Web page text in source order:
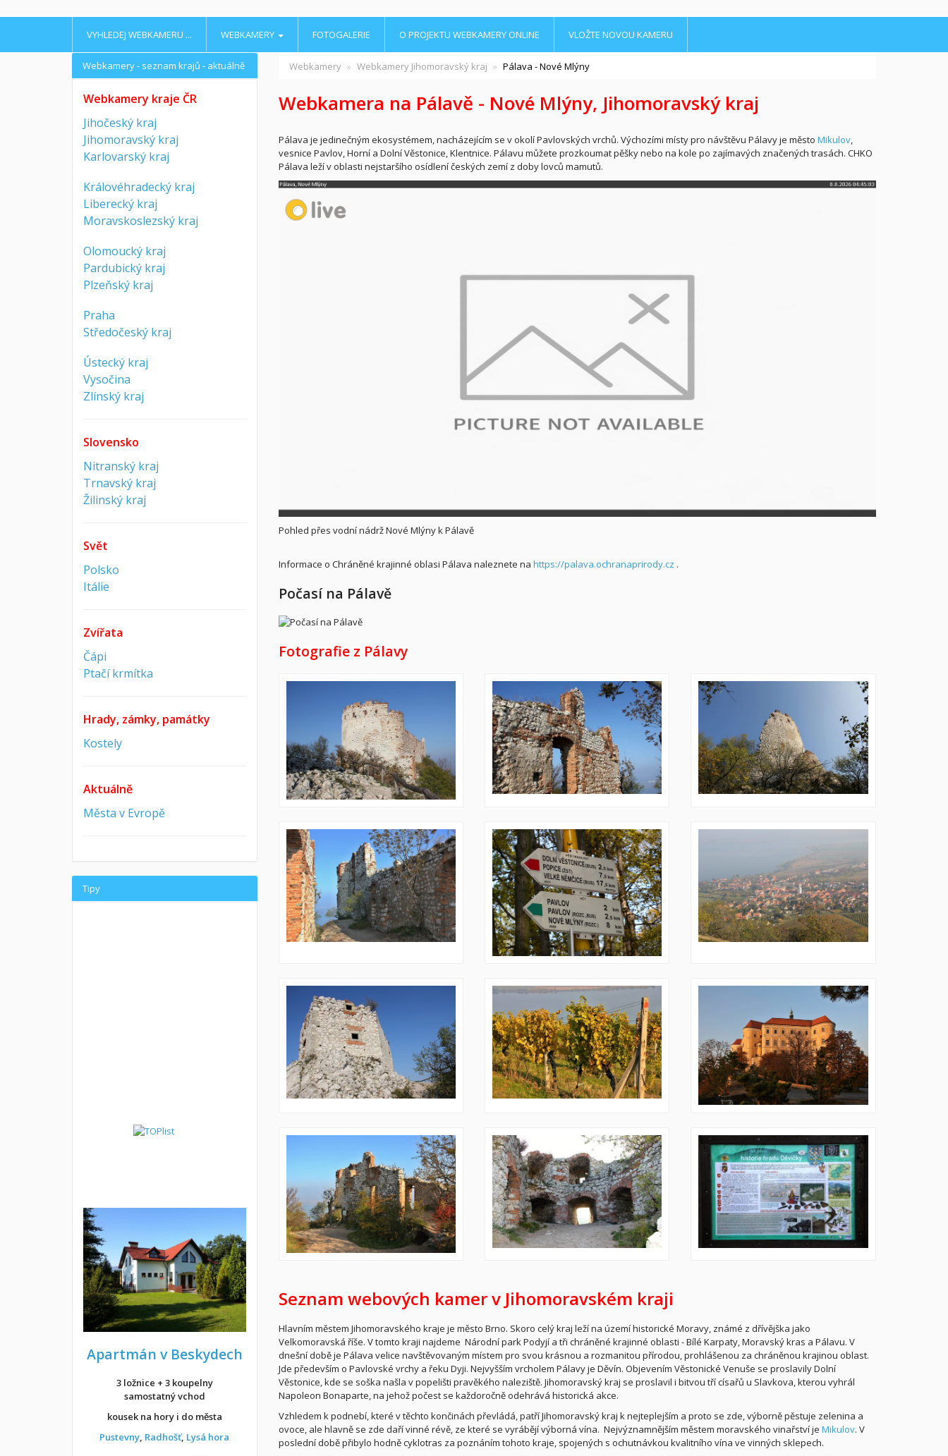
VYHLEDEJ WEBKAMERU ... WEBKAMERY FOTOGALERIE O PROJEKTU WEBKAMERY ONLINE VLOŽTE NOVOU KAMERU
Webkamery Webkamery Jihomoravský kraj Pálava - Nové Mlýny
Webkamera na Pálavě - Nové Mlýny, Jihomoravský kraj
Pálava je jedinečným ekosystémem, nacházejícím se v okolí Pavlovských vrchů. Výchozími místy pro návštěvu Pálavy je město Mikulov,
vesnice Pavlov, Horní a Dolní Věstonice, Klentnice. Pálavu můžete prozkoumat pěšky nebo na kole po zajímavých značených trasách. CHKO
Pálava leží v oblasti nejstaršího osídlení českých zemí z doby lovců mamutů.
Pohled přes vodní nádrž Nové Mlýny k Pálavě
Informace o Chráněné krajinné oblasi Pálava naleznete na https://palava.ochranaprirody.cz .
Počasí na Pálavě
Fotografie z Pálavy
Seznam webových kamer v Jihomoravském kraji
Hlavním městem Jihomoravského kraje je město Brno. Skoro celý kraj leží na území historické Moravy, známé z dřívějška jako
Velkomoravská říše. V tomto kraji najdeme Národní park Podyjí a tři chráněné krajinné oblasti - Bílé Karpaty, Moravský kras a Pálavu. V
dnešní době je Pálava velice navštěvovaným místem pro svou krásnou a rozmanitou přírodou, prohlášenou za chráněnou krajinou oblast.
Jde především o Pavlovské vrchy a řeku Dyji. Nejvyšším vrcholem Pálavy je Děvín. Objevením Věstonické Venuše se proslavily Dolní
Věstonice, kde se soška našla v popelišti pravěkého naleziště. Jihomoravský kraj se proslavil i bitvou tří císařů u Slavkova, kterou vyhrál
Napoleon Bonaparte, na jehož počest se každoročně odehrává historická akce.
Vzhledem k podnebí, které v těchto končinách převládá, patří Jihomoravský kraj k nejteplejším a proto se zde, výborně pěstuje zelenina a
ovoce, ale hlavně se zde daří vinné révě, ze které se vyrábějí výborná vína. Nejvýznamnějším městem moravského vinařství je Mikulov. V
poslední době přibylo hodně cyklotras za poznáním tohoto kraje, spojených s ochutnávkou kvalitního vína ve vinných sklepech.
Webkamery - seznam krajů - aktuálně
Webkamery kraje ČR
Jihočeský kraj
Jihomoravský kraj
Karlovarský kraj
Královéhradecký kraj
Liberecký kraj
Moravskoslezský kraj
Olomoucký kraj
Pardubický kraj
Plzeňský kraj
Praha
Středočeský kraj
Ústecký kraj
Vysočina
Zlínský kraj
Slovensko
Nitranský kraj
Trnavský kraj
Žilinský kraj
Svět
Polsko
Itálie
Zvířata
Čápi
Ptačí krmítka
Hrady, zámky, památky
Kostely
Aktuálně
Města v Evropě
Tipy
Apartmán v Beskydech
3 ložnice + 3 koupelny
samostatný vchod
kousek na hory i do města
Pustevny, Radhošť, Lysá hora